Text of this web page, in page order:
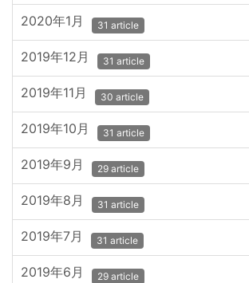
2020年1月 31 article
2019年12月 31 article
2019年11月 30 article
2019年10月 31 article
2019年9月 29 article
2019年8月 31 article
2019年7月 31 article
2019年6月 29 article